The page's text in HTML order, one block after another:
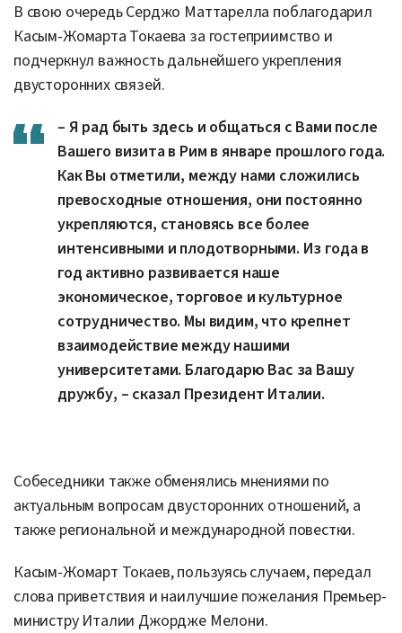
В свою очередь Серджо Маттарелла поблагодарил
Касым-Жомарта Токаева за гостеприимство и
подчеркнул важность дальнейшего укрепления
двусторонних связей.
– Я рад быть здесь и общаться с Вами после
Вашего визита в Рим в январе прошлого года.
Как Вы отметили, между нами сложились
превосходные отношения, они постоянно
укрепляются, становясь все более
интенсивными и плодотворными. Из года в
год активно развивается наше
экономическое, торговое и культурное
сотрудничество. Мы видим, что крепнет
взаимодействие между нашими
университетами. Благодарю Вас за Вашу
дружбу, – сказал Президент Италии.
Собеседники также обменялись мнениями по
актуальным вопросам двусторонних отношений, а
также региональной и международной повестки.
Касым-Жомарт Токаев, пользуясь случаем, передал
слова приветствия и наилучшие пожелания Премьер-
министру Италии Джордже Мелони.